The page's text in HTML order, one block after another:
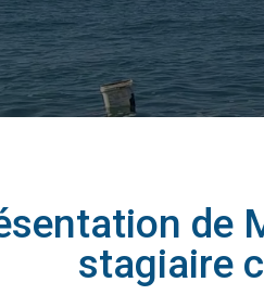
de
stagiaire